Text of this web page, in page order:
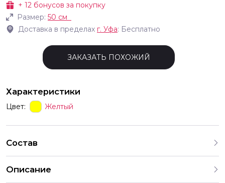
+ 12 бонусов за покупку
Размер: 50 см
Доставка в пределах г. Уфа: Бесплатно
ЗАКАЗАТЬ ПОХОЖИЙ
Характеристики
Цвет: Желтый
Состав
Описание